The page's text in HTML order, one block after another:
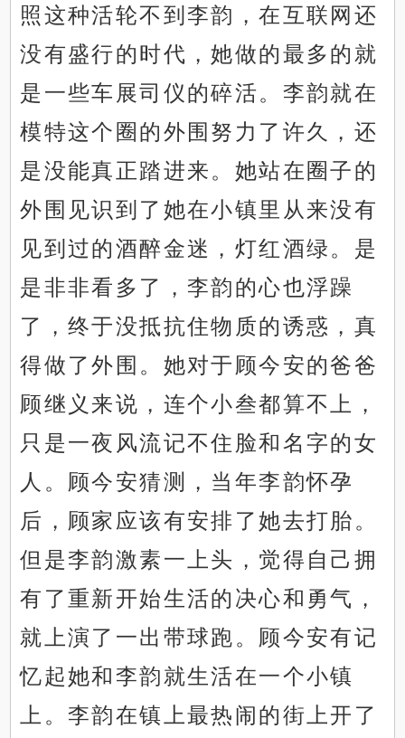
照这种活轮不到李韵，在互联网还
没有盛行的时代，她做的最多的就
是一些车展司仪的碎活。李韵就在
模特这个圈的外围努力了许久，还
是没能真正踏进来。她站在圈子的
外围见识到了她在小镇里从来没有
见到过的酒醉金迷，灯红酒绿。是
是非非看多了，李韵的心也浮躁
了，终于没抵抗住物质的诱惑，真
得做了外围。她对于顾今安的爸爸
顾继义来说，连个小叁都算不上，
只是一夜风流记不住脸和名字的女
人。顾今安猜测，当年李韵怀孕
后，顾家应该有安排了她去打胎。
但是李韵激素一上头，觉得自己拥
有了重新开始生活的决心和勇气，
就上演了一出带球跑。顾今安有记
忆起她和李韵就生活在一个小镇
上。李韵在镇上最热闹的街上开了